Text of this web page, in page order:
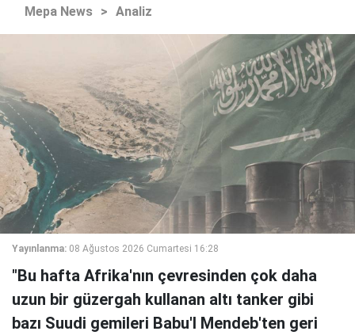
Mepa News > Analiz
Yayınlanma: 08 Ağustos 2026 Cumartesi 16:28
"Bu hafta Afrika'nın çevresinden çok daha
uzun bir güzergah kullanan altı tanker gibi
bazı Suudi gemileri Babu'l Mendeb'ten geri